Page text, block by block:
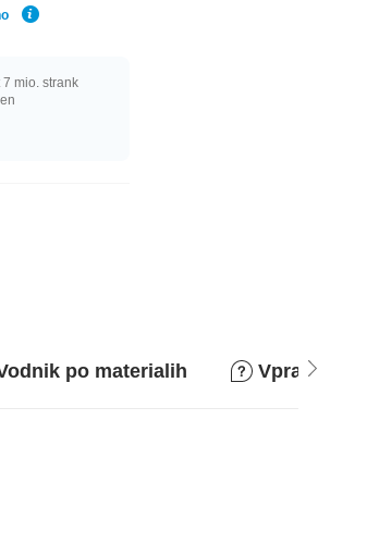
7 mio. strank
po materialih Vprašanja